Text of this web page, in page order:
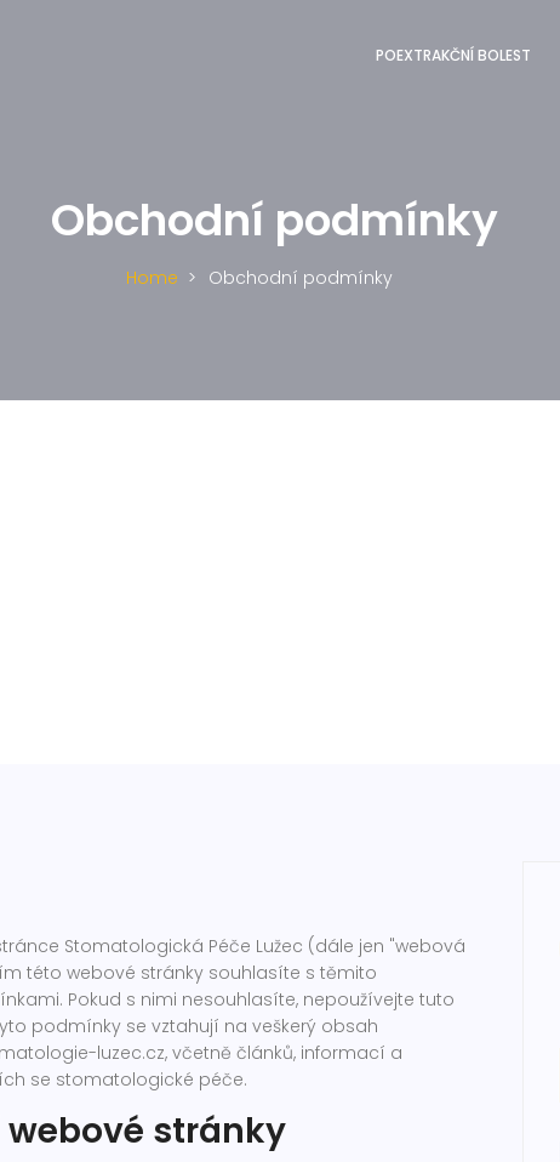
POEXTRAKČNÍ BOLEST
Obchodní podmínky
Home Obchodní podmínky
Stomatologická Péče Lužec (dále jen "webová
této webové stránky souhlasíte s těmito
Pokud s nimi nesouhlasíte, nepoužívejte tuto
podmínky se vztahují na veškerý obsah
luzec.cz, včetně článků, informací a
se stomatologické péče.
webové stránky